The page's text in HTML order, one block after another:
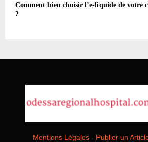
Comment bien choisir l’e-liquide de votre
?
Mentions Légales - Publier un